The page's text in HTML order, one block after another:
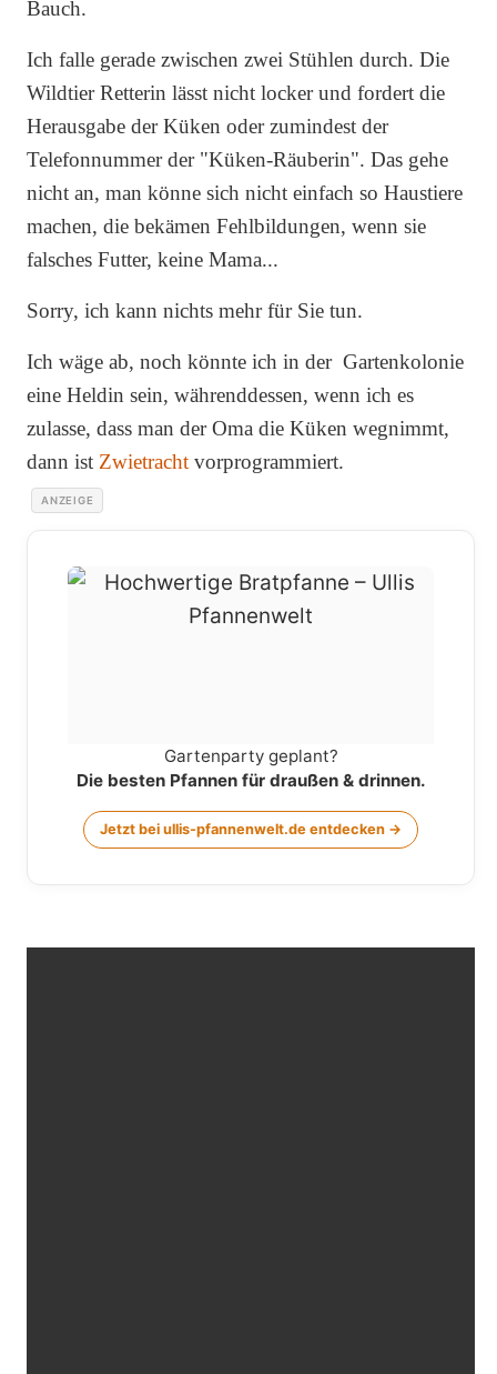
Bauch.
Ich falle gerade zwischen zwei Stühlen durch. Die
Wildtier Retterin lässt nicht locker und fordert die
Herausgabe der Küken oder zumindest der
Telefonnummer der "Küken-Räuberin". Das gehe
nicht an, man könne sich nicht einfach so Haustiere
machen, die bekämen Fehlbildungen, wenn sie
falsches Futter, keine Mama...
Sorry, ich kann nichts mehr für Sie tun.
Ich wäge ab, noch könnte ich in der Gartenkolonie
eine Heldin sein, währenddessen, wenn ich es
zulasse, dass man der Oma die Küken wegnimmt,
dann ist Zwietracht vorprogrammiert.
ANZEIGE
Gartenparty geplant?
Die besten Pfannen für draußen & drinnen.
Jetzt bei ullis-pfannenwelt.de entdecken →